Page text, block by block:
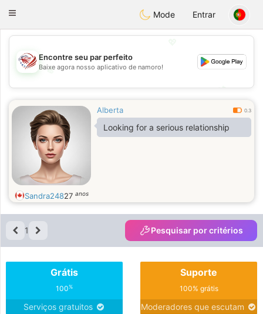
Dating
Toggle
Mode Entrar
💖
💕
Encontre seu par perfeito
Baixe agora nosso aplicativo de namoro!
Alberta 0.3
Looking for a serious relationship
Sandra24827 anos
1 Pesquisar por critérios
Grátis
100%
Serviços gratuitos
Suporte
100% grátis
Moderadores que escutam